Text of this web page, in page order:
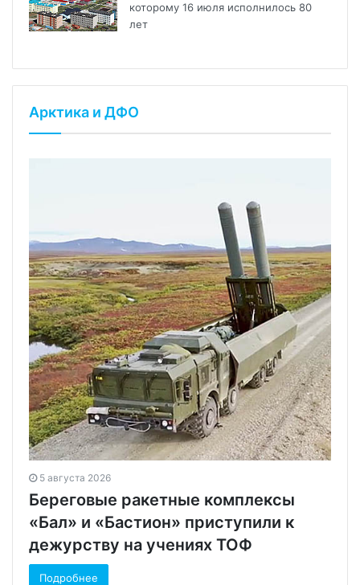
которому 16 июля исполнилось 80
лет
Арктика и ДФО
5 августа 2026
Береговые ракетные комплексы
«Бал» и «Бастион» приступили к
дежурству на учениях ТОФ
Подробнее